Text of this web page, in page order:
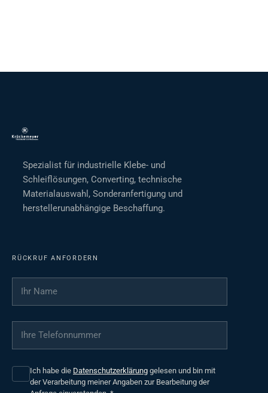
Spezialist für industrielle Klebe- und
Schleiflösungen, Converting, technische
Materialauswahl, Sonderanfertigung und
herstellerunabhängige Beschaffung.
RÜCKRUF ANFORDERN
Ihr Name
Ihre Telefonnummer
Ich habe die Datenschutzerklärung gelesen und bin mit
der Verarbeitung meiner Angaben zur Bearbeitung der